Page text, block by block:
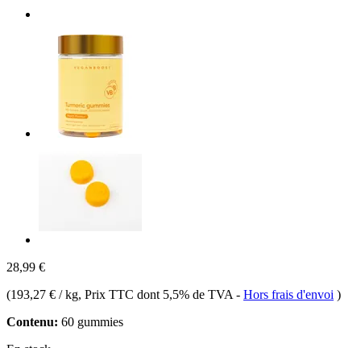
28,99 €
(193,27 € / kg, Prix TTC dont 5,5% de TVA - Hors frais d'envoi )
Contenu: 60 gummies